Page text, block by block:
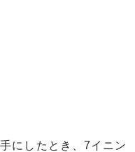
にしたとき、7イニン